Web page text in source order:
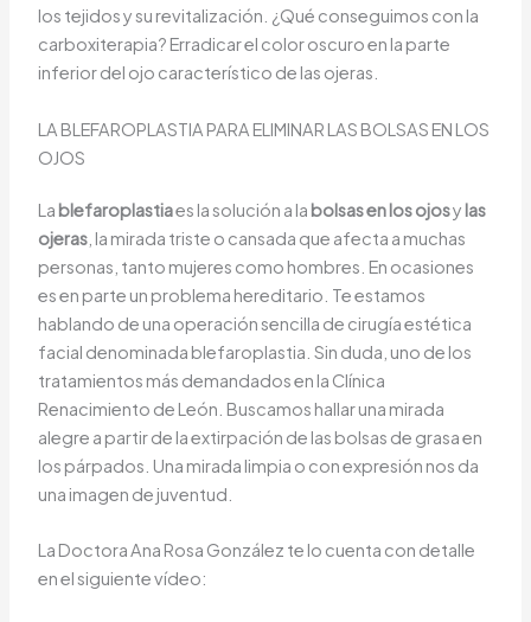
los tejidos y su revitalización. ¿Qué conseguimos con la
carboxiterapia? Erradicar el color oscuro en la parte
inferior del ojo característico de las ojeras.
LA BLEFAROPLASTIA PARA ELIMINAR LAS BOLSAS EN LOS
OJOS
La blefaroplastiaes la solución a la bolsas en los ojosy las
ojeras , la mirada triste o cansada que afecta a muchas
personas, tanto mujeres como hombres. En ocasiones
es en parte un problema hereditario. Te estamos
hablando de una operación sencilla de cirugía estética
facial denominada blefaroplastia. Sin duda, uno de los
tratamientos más demandados en la Clínica
Renacimiento de León. Buscamos hallar una mirada
alegre a partir de la extirpación de las bolsas de grasa en
los párpados. Una mirada limpia o con expresión nos da
una imagen de juventud.
La Doctora Ana Rosa González te lo cuenta con detalle
en el siguiente vídeo: